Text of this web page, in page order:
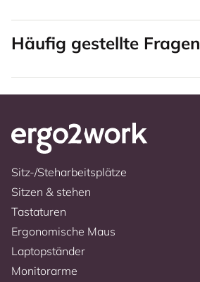
Häufig gestellte Fragen
Sitz-/Steharbeitsplätze
Sitzen & stehen
Tastaturen
Ergonomische Maus
Laptopständer
Monitorarme